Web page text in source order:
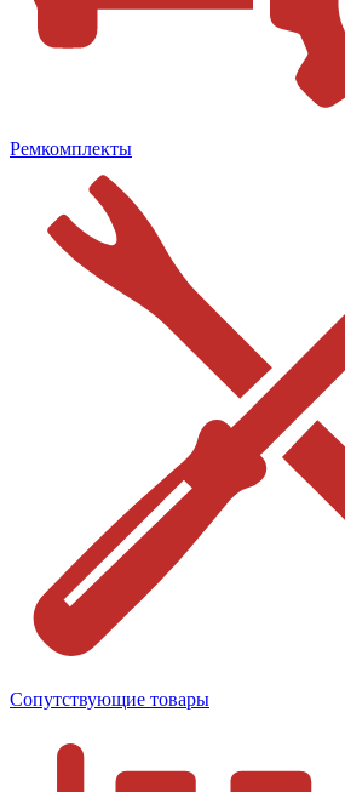
Ремкомплекты
Сопутствующие товары